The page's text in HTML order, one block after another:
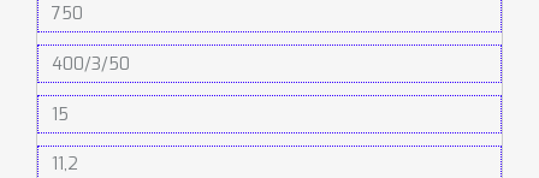
750
400/3/50
15
11,2